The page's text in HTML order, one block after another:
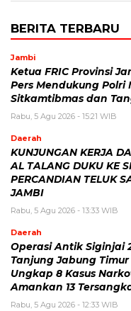
BERITA TERBARU
Jambi
Ketua FRIC Provinsi
Pers Mendukung Polri
Sitkamtibmas dan
Rabu, 5 Agu 2026 - 15:21 WIB
Daerah
KUNJUNGAN KERJA
AL TALANG DUKU KE
PERCANDIAN TELUK
JAMBI
Rabu, 5 Agu 2026 - 13:33 WIB
Daerah
Operasi Antik Siginjai
Tanjung Jabung
Ungkap 8 Kasus
Amankan 13
Rabu, 5 Agu 2026 - 12:33 WIB